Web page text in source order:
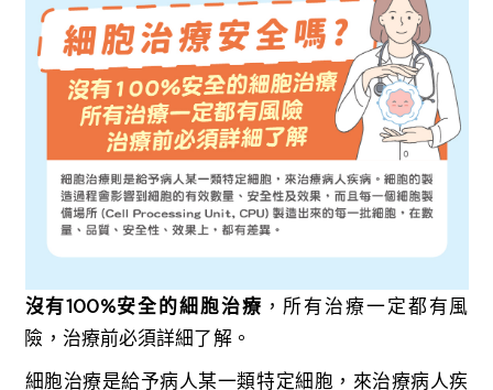
沒有100%安全的細胞治療 ，所有治療一定都有風
險，治療前必須詳細了解。
細胞治療是給予病人某一類特定細胞，來治療病人疾